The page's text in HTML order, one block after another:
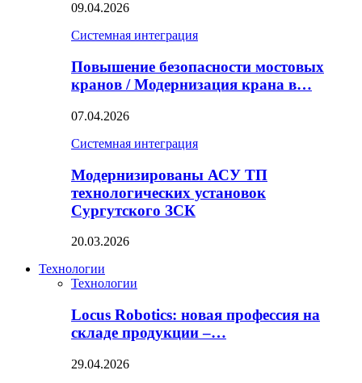
09.04.2026
Системная интеграция
Повышение безопасности мостовых
кранов / Модернизация крана в…
07.04.2026
Системная интеграция
Модернизированы АСУ ТП
технологических установок
Сургутского ЗСК
20.03.2026
Технологии
Технологии
Locus Robotics: новая профессия на
складе продукции –…
29.04.2026